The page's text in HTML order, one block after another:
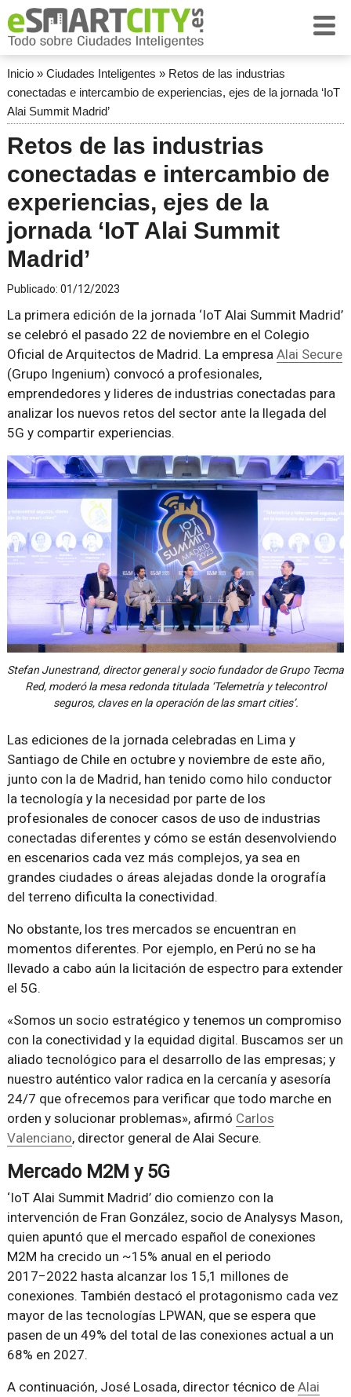
Inicio» Ciudades Inteligentes » Retos de las industrias
conectadas e intercambio de experiencias, ejes de la jornada ‘IoT
Alai Summit Madrid’
Retos de las industrias
conectadas e intercambio de
experiencias, ejes de la
jornada ‘IoT Alai Summit
Madrid’
Publicado: 01/12/2023
La primera edición de la jornada ‘IoT Alai Summit Madrid’
se celebró el pasado 22 de noviembre en el Colegio
Oficial de Arquitectos de Madrid. La empresa Alai Secure
(Grupo Ingenium) convocó a profesionales,
emprendedores y lideres de industrias conectadas para
analizar los nuevos retos del sector ante la llegada del
5G y compartir experiencias.
Stefan Junestrand, director general y socio fundador de Grupo Tecma
Red, moderó la mesa redonda titulada ‘Telemetría y telecontrol
seguros, claves en la operación de las smart cities’.
Las ediciones de la jornada celebradas en Lima y
Santiago de Chile en octubre y noviembre de este año,
junto con la de Madrid, han tenido como hilo conductor
la tecnología y la necesidad por parte de los
profesionales de conocer casos de uso de industrias
conectadas diferentes y cómo se están desenvolviendo
en escenarios cada vez más complejos, ya sea en
grandes ciudades o áreas alejadas donde la orografía
del terreno dificulta la conectividad.
No obstante, los tres mercados se encuentran en
momentos diferentes. Por ejemplo, en Perú no se ha
llevado a cabo aún la licitación de espectro para extender
el 5G.
«Somos un socio estratégico y tenemos un compromiso
con la conectividad y la equidad digital. Buscamos ser un
aliado tecnológico para el desarrollo de las empresas; y
nuestro auténtico valor radica en la cercanía y asesoría
24/7 que ofrecemos para verificar que todo marche en
orden y solucionar problemas», afirmó Carlos
Valenciano, director general de Alai Secure.
Mercado M2M y 5G
‘IoT Alai Summit Madrid’ dio comienzo con la
intervención de Fran González, socio de Analysys Mason,
quien apuntó que el mercado español de conexiones
M2M ha crecido un ~15% anual en el periodo
2017−2022 hasta alcanzar los 15,1 millones de
conexiones. También destacó el protagonismo cada vez
mayor de las tecnologías LPWAN, que se espera que
pasen de un 49% del total de las conexiones actual a un
68% en 2027.
A continuación, José Losada, director técnico de Alai